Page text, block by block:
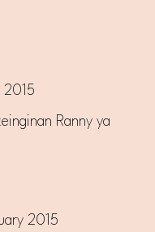
2015
Ranny ya
2015